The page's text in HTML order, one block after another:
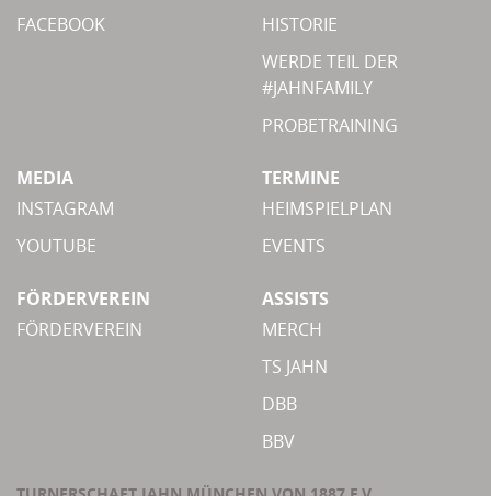
FACEBOOK
HISTORIE
WERDE TEIL DER
#JAHNFAMILY
PROBETRAINING
MEDIA
INSTAGRAM
YOUTUBE
TERMINE
HEIMSPIELPLAN
EVENTS
FÖRDERVEREIN
FÖRDERVEREIN
ASSISTS
MERCH
TS JAHN
DBB
BBV